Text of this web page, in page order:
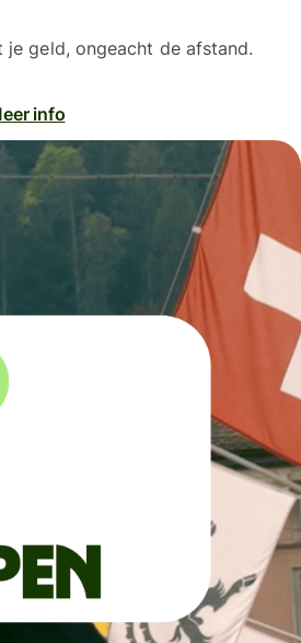
je geld, ongeacht de afstand.
info